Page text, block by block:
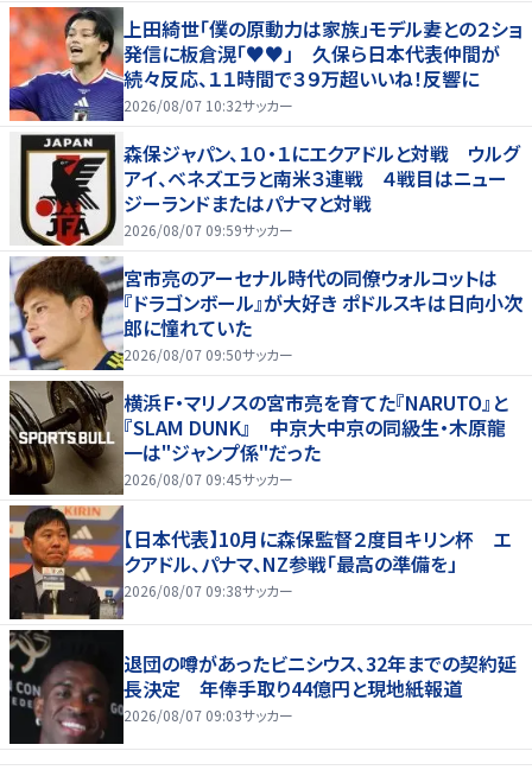
上田綺世「僕の原動力は家族」モデル妻との２ショ
発信に板倉滉「♥♥」 久保ら日本代表仲間が
続々反応、１１時間で３９万超いいね！反響に
2026/08/07 10:32サッカー
森保ジャパン、１０・１にエクアドルと対戦 ウルグ
アイ、ベネズエラと南米３連戦 ４戦目はニュー
ジーランドまたはパナマと対戦
2026/08/07 09:59サッカー
宮市亮のアーセナル時代の同僚ウォルコットは
『ドラゴンボール』が大好き ポドルスキは日向小次
郎に憧れていた
2026/08/07 09:50サッカー
横浜Ｆ・マリノスの宮市亮を育てた『NARUTO』と
『SLAM DUNK』 中京大中京の同級生・木原龍
一は"ジャンプ係"だった
2026/08/07 09:45サッカー
【日本代表】10月に森保監督２度目キリン杯 エ
クアドル、パナマ、NZ参戦「最高の準備を」
2026/08/07 09:38サッカー
退団の噂があったビニシウス、32年までの契約延
長決定 年俸手取り44億円と現地紙報道
2026/08/07 09:03サッカー